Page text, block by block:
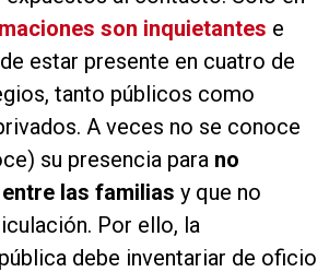
son inquietantes e
estar presente en cuatro de
tanto públicos como
A veces no se conoce
su presencia para no
las familias y que no
Por ello, la
debe inventariar de oficio